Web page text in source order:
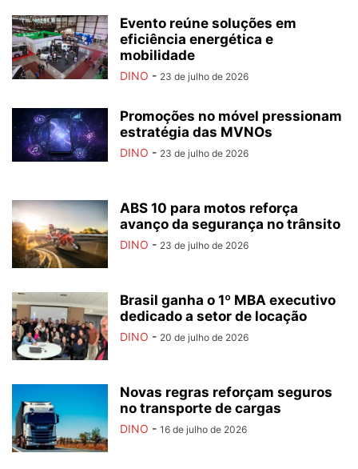
Evento reúne soluções em
eficiência energética e
mobilidade
DINO - 23 de julho de 2026
Promoções no móvel pressionam
estratégia das MVNOs
DINO - 23 de julho de 2026
ABS 10 para motos reforça
avanço da segurança no trânsito
DINO - 23 de julho de 2026
Brasil ganha o 1º MBA executivo
dedicado a setor de locação
DINO - 20 de julho de 2026
Novas regras reforçam seguros
no transporte de cargas
DINO - 16 de julho de 2026